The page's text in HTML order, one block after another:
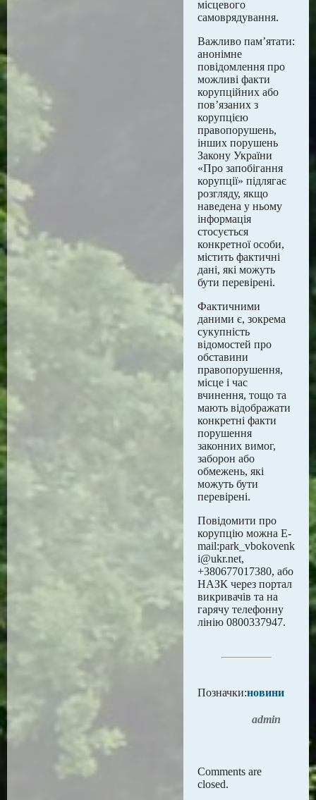
місцевого
самоврядування.
Важливо пам’ятати:
анонімне
повідомлення про
можливі факти
корупційних або
пов’язаних з
корупцією
правопорушень,
інших порушень
Закону України
«Про запобігання
корупції» підлягає
розгляду, якщо
наведена у ньому
інформація
стосується
конкретної особи,
містить фактичні
дані, які можуть
бути перевірені.
Фактичними
даними є, зокрема
сукупність
відомостей про
обставини
правопорушення,
місце і час
вчинення, тощо та
мають відображати
конкретні факти
порушення
законних вимог,
заборон або
обмежень, які
можуть бути
перевірені.
Повідомити про
корупцію можна E-
mail:park_vbokovenk
i@ukr.net,
+380677017380, або
НАЗК через портал
викривачів та на
гарячу телефонну
лінію 0800337947.
Позначки:новини
admin
Comments are
closed.